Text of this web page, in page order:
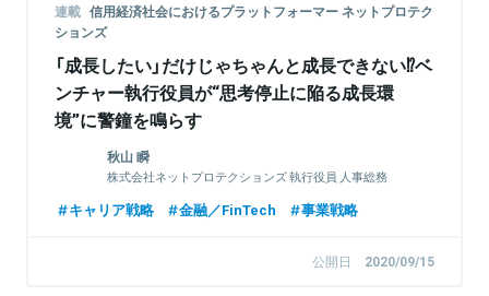
連載 信用経済社会におけるプラットフォーマー ネットプロテク
ションズ
「成長したい」だけじゃちゃんと成長できない⁉ベ
ンチャー執行役員が“思考停止に陥る成長環
境”に警鐘を鳴らす
秋山 瞬
株式会社ネットプロテクションズ 執行役員 人事総務
キャリア戦略 金融／FinTech 事業戦略
公開日 2020/09/15